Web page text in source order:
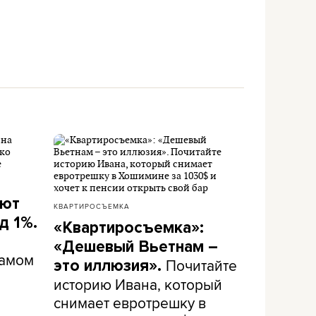
1%.
КВАРТИРОСЪЕМКА
«Квартиросъемка»:
«Дешевый Вьетнам –
это иллюзия». Почитайте
историю Ивана, который
снимает евротрешку в